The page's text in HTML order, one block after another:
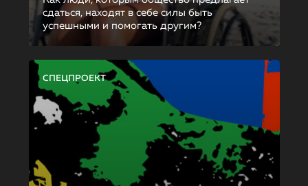
сдаться, находят в себе силы быть
успешными и помогать другим?
СПЕЦПРОЕКТ